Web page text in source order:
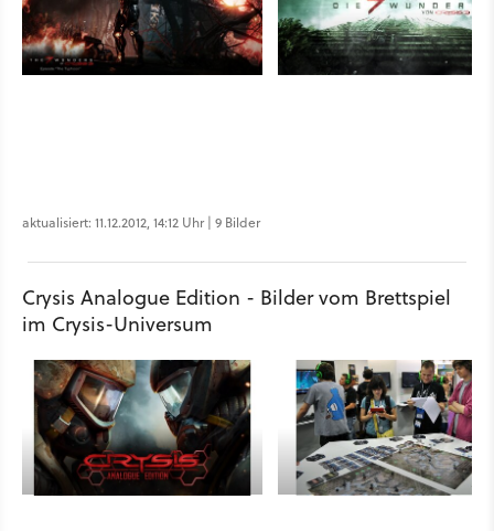
aktualisiert: 11.12.2012, 14:12 Uhr | 9 Bilder
Crysis Analogue Edition - Bilder vom Brettspiel
im Crysis-Universum